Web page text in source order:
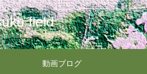
field
動画ブログ